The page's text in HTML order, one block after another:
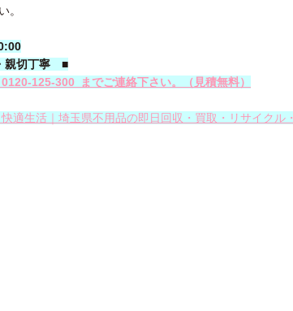
。
親切丁寧 ■
125‐300 までご連絡下さい。 （見積無料）
適生活｜埼玉県不用品の即日回収・買取・リサイクル・